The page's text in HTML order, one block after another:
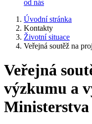
od nás
Úvodní stránka
Kontakty
Životní situace
Veřejná soutěž na
Veřejná
výzkumu a
Ministerstva